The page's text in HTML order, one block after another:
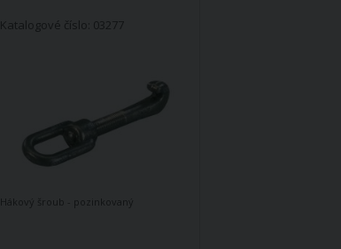
Katalogové číslo: 03277
Hákový šroub - pozinkovaný